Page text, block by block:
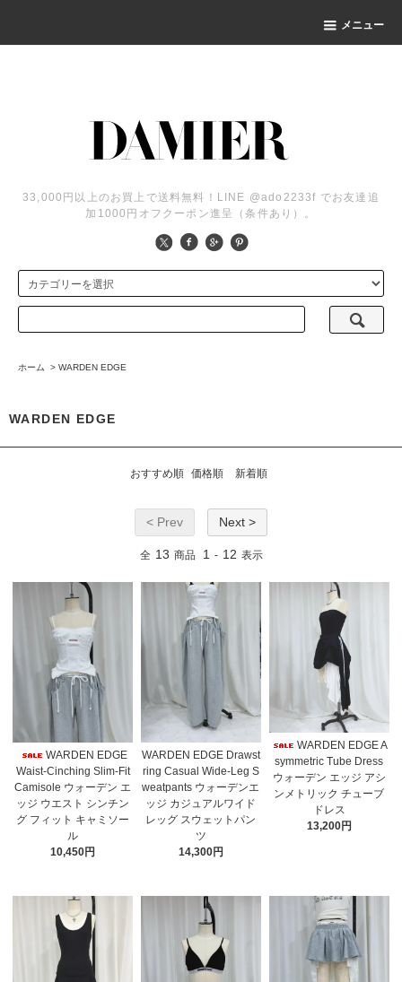
メニュー
33,000円以上のお買上で送料無料！LINE @ado2233f でお友達追
加1000円オフクーポン進呈（条件あり）。
ホーム > WARDEN EDGE
WARDEN EDGE
おすすめ順 価格順 新着順
< Prev Next >
全 13 商品 1 - 12 表示
WARDEN EDGE
Waist-Cinching Slim-Fit
Camisole ウォーデン エ
ッジ ウエスト シンチン
グ フィット キャミソー
ル
10,450円
WARDEN EDGE Drawst
ring Casual Wide-Leg S
weatpants ウォーデンエ
ッジ カジュアルワイド
レッグ スウェットパン
ツ
14,300円
WARDEN EDGE A
symmetric Tube Dress
ウォーデン エッジ アシ
ンメトリック チューブ
ドレス
13,200円